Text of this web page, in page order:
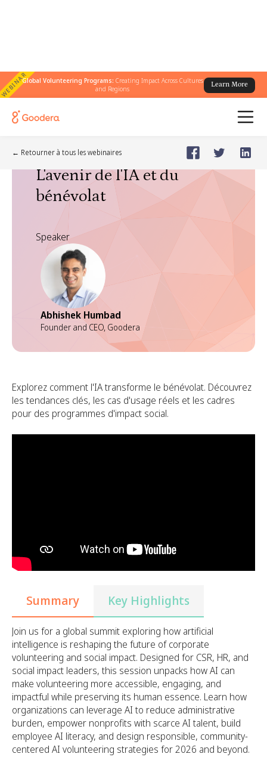
WEBINARGlobal Volunteering Programs: Creating Impact Across Cultures
and Regions
Learn More
← Retourner à tous les webinaires
🗓️Dec 9, 2025
L'avenir de l'IA et du
bénévolat
Speaker
Abhishek Humbad
Founder and CEO, Goodera
Explorez comment l'IA transforme le bénévolat. Découvrez
les tendances clés, les cas d'usage réels et les cadres
pour des programmes d'impact social.
Summary Key Highlights
Join us for a global summit exploring how artificial
intelligence is reshaping the future of corporate
volunteering and social impact. Designed for CSR, HR, and
social impact leaders, this session unpacks how AI can
make volunteering more accessible, engaging, and
impactful while preserving its human essence. Learn how
organizations can leverage AI to reduce administrative
burden, empower nonprofits with scarce AI talent, build
employee AI literacy, and design responsible, community-
centered AI volunteering strategies for 2026 and beyond.